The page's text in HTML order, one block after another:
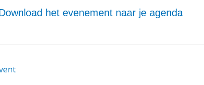
het evenement naar je agenda